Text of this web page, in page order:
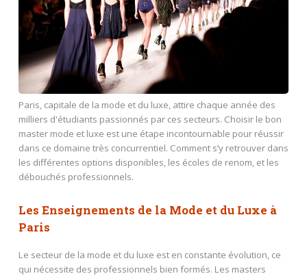
Paris, capitale de la mode et du luxe, attire chaque année des
milliers d'étudiants passionnés par ces secteurs. Choisir le bon
master mode et luxe est une étape incontournable pour réussir
dans ce domaine très concurrentiel. Comment s’y retrouver dans
les différentes options disponibles, les écoles de renom, et les
débouchés professionnels.
Les Enseignements de la Mode et du Luxe à
Paris
Le secteur de la mode et du luxe est en constante évolution, ce
qui nécessite des professionnels bien formés. Les masters